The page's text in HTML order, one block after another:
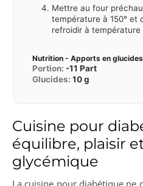
Mettre au four
température à 150° et
refroidir à température
Nutrition - Apports en
Portion: -11 Part
Glucides: 10g
Cuisine pour
équilibre, plaisir
glycémique